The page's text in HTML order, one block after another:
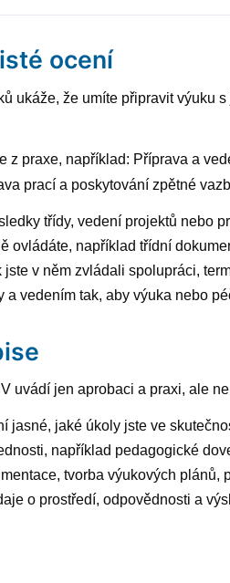
ocení
ukáže, že umíte připravit
z praxe, například: Příprava a
prací a poskytování zpětné
třídy, vedení projektů nebo
ovládáte, například třídní
v něm zvládali spolupráci,
vedením tak, aby výuka nebo
uvádí jen aprobaci a praxi, ale
jasné, jaké úkoly jste ve
například pedagogické
tvorba výukových plánů,
o prostředí, odpovědnosti a